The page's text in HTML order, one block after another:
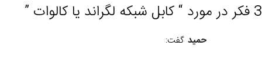
3 فکر در مورد “ کابل شبکه لگراند یا کالوات ”
حمید گفت: